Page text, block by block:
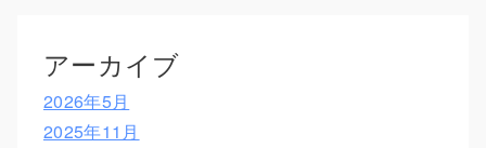
アーカイブ
2026年5月
2025年11月